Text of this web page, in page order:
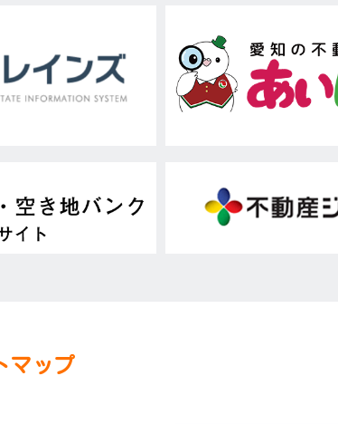
マップ